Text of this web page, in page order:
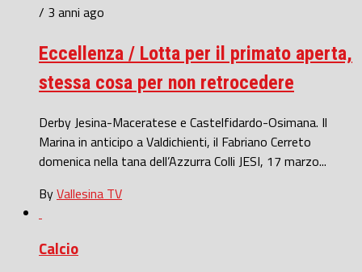
/ 3 anni ago
Eccellenza / Lotta per il primato aperta,
stessa cosa per non retrocedere
Derby Jesina-Maceratese e Castelfidardo-Osimana. Il
Marina in anticipo a Valdichienti, il Fabriano Cerreto
domenica nella tana dell’Azzurra Colli JESI, 17 marzo...
ByVallesina TV
Calcio